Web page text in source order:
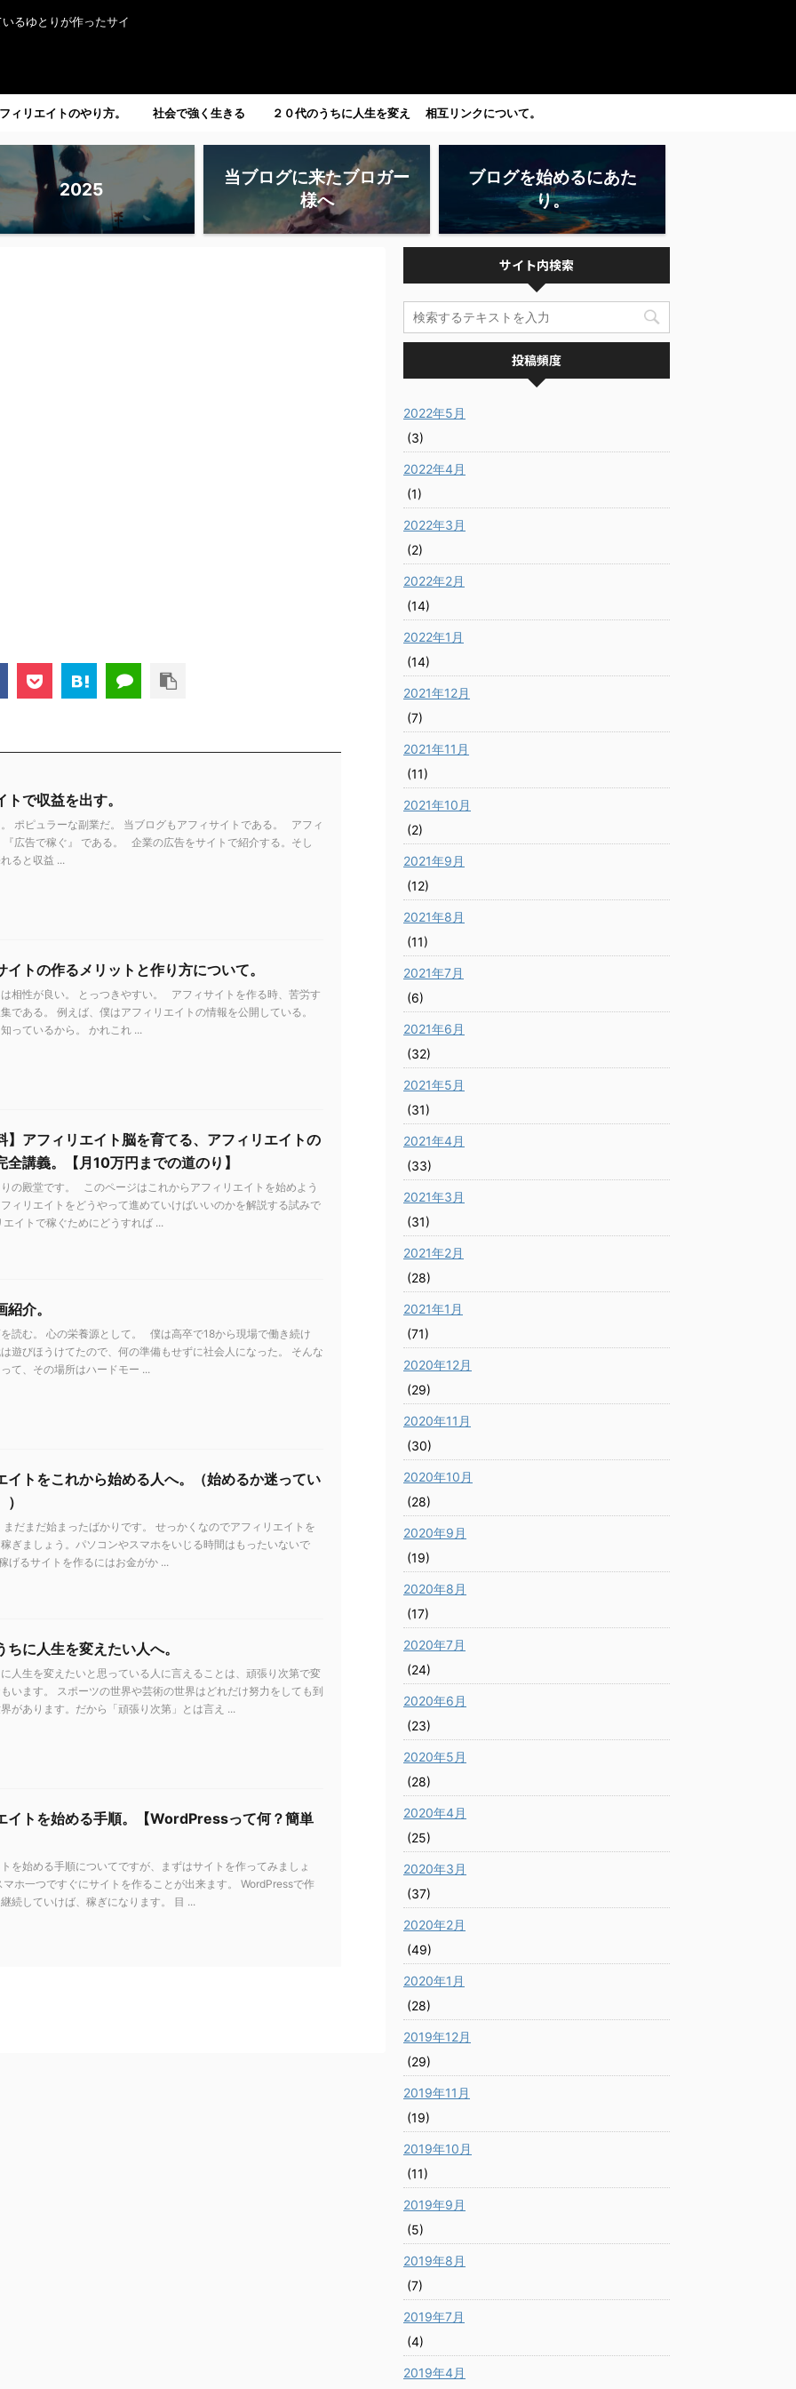
るゆとりが作ったサイ
ィリエイトのやり方。 社会で強く生きる ２０代のうちに人生を変え
たい人へ。
相互リンクについて。
2025
当ブログに来たブロガー
様へ
ブログを始めるにあた
り。
トで収益を出す。
ポピュラーな副業だ。 当ブログもアフィサイトである。 アフィ
『広告で稼ぐ』 である。 企業の広告をサイトで紹介する。そし
ると収益 ...
イトの作るメリットと作り方について。
相性が良い。 とっつきやすい。 アフィサイトを作る時、苦労す
である。 例えば、僕はアフィリエイトの情報を公開している。
っているから。 かれこれ ...
】アフィリエイト脳を育てる、アフィリエイトの
全講義。【月10万円までの道のり】
の殿堂です。 このページはこれからアフィリエイトを始めよう
ィリエイトをどうやって進めていけばいいのかを解説する試みで
イトで稼ぐためにどうすれば ...
介。
読む。 心の栄養源として。 僕は高卒で18から現場で働き続け
遊びほうけてたので、何の準備もせずに社会人になった。 そんな
て、その場所はハードモー ...
イトをこれから始める人へ。（始めるか迷ってい
まだまだ始まったばかりです。 せっかくなのでアフィリエイトを
ぎましょう。パソコンやスマホをいじる時間はもったいないで
げるサイトを作るにはお金がか ...
ちに人生を変えたい人へ。
人生を変えたいと思っている人に言えることは、頑張り次第で変
います。 スポーツの世界や芸術の世界はどれだけ努力をしても到
があります。だから「頑張り次第」とは言え ...
イトを始める手順。【WordPressって何？簡単
を始める手順についてですが、まずはサイトを作ってみましょ
マホ一つですぐにサイトを作ることが出来ます。 WordPressで作
続していけば、稼ぎになります。 目 ...
サイト内検索
投稿頻度
2022年5月
(3)
2022年4月
(1)
2022年3月
(2)
2022年2月
(14)
2022年1月
(14)
2021年12月
(7)
2021年11月
(11)
2021年10月
(2)
2021年9月
(12)
2021年8月
(11)
2021年7月
(6)
2021年6月
(32)
2021年5月
(31)
2021年4月
(33)
2021年3月
(31)
2021年2月
(28)
2021年1月
(71)
2020年12月
(29)
2020年11月
(30)
2020年10月
(28)
2020年9月
(19)
2020年8月
(17)
2020年7月
(24)
2020年6月
(23)
2020年5月
(28)
2020年4月
(25)
2020年3月
(37)
2020年2月
(49)
2020年1月
(28)
2019年12月
(29)
2019年11月
(19)
2019年10月
(11)
2019年9月
(5)
2019年8月
(7)
2019年7月
(4)
2019年4月